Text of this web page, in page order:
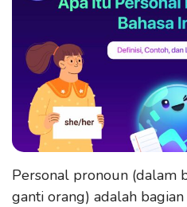
Personal pronoun (dalam
ganti orang) adalah